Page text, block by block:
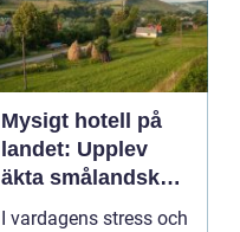
Mysigt hotell på
landet: Upplev
äkta smålandsk
charm på
I vardagens stress och